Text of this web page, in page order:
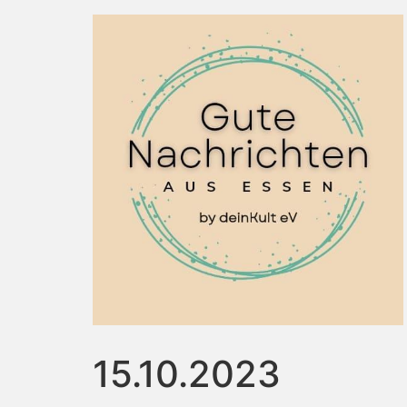
15.10.2023